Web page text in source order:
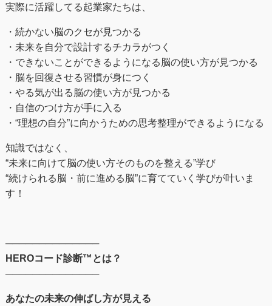
実際に活躍してる起業家たちは、
・続かない脳のクセが見つかる
・未来を自分で設計するチカラがつく
・できないことができるようになる脳の使い方が見つかる
・脳を回復させる習慣が身につく
・やる気が出る脳の使い方が見つかる
・自信のつけ方が手に入る
・“理想の自分”に向かうための思考整理ができるようになる
知識ではなく、
“未来に向けて脳の使い方そのものを整える”学び
“続けられる脳・前に進める脳”に育てていく学びが叶いま
す！
──────────────
HEROコード診断™とは？
──────────────
あなたの未来の伸ばし⽅が⾒える